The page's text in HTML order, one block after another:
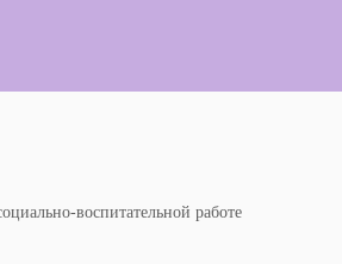
воспитательной работе